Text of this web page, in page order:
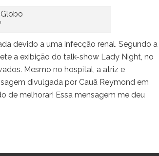
devido a uma infecção renal. Segundo a
a exibição do talk-show Lady Night, no
Mesmo no hospital, a atriz e
divulgada por Cauã Reymond em
de melhorar! Essa mensagem me deu